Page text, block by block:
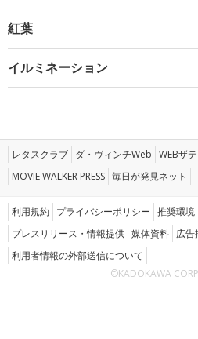
紅葉
イルミネーション
レタスクラブ ダ・ヴィンチWeb WEBザ
MOVIE WALKER PRESS 毎日が発見ネット
利用規約 プライバシーポリシー 推奨環境
プレスリリース・情報提供 媒体資料 広告
利用者情報の外部送信について
©KADOKAWA